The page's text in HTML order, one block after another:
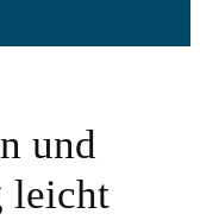
und
leicht